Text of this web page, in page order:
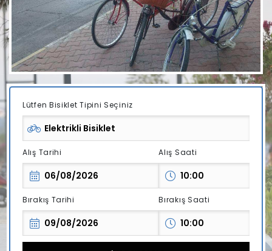
Lütfen Bisiklet Tipini Seçiniz
Alış Tarihi Alış Saati
Bırakış Tarihi Bırakış Saati